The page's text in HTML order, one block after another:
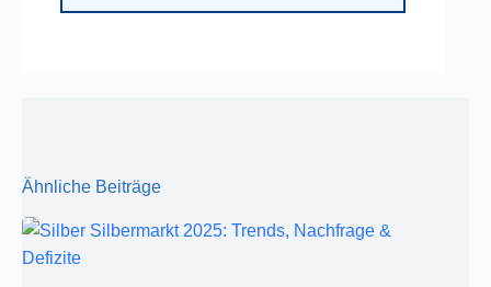
Ähnliche Beiträge